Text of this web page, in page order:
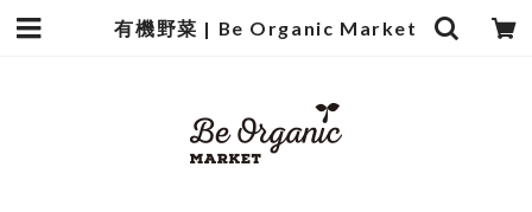
有機野菜 | Be Organic Market